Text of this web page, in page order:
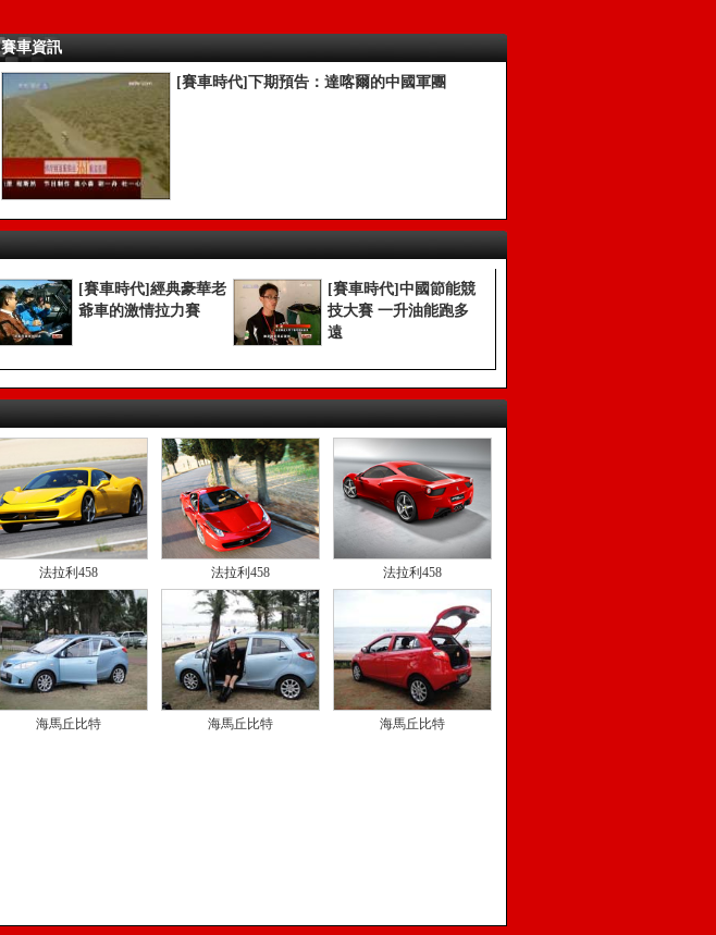
賽車資訊
[賽車時代]下期預告：達喀爾的中國軍團
[賽車時代]經典豪華老
爺車的激情拉力賽
[賽車時代]中國節能競
技大賽 一升油能跑多
遠
法拉利458 法拉利458 法拉利458
海馬丘比特 海馬丘比特 海馬丘比特